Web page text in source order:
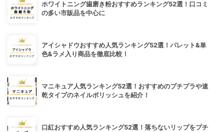
ホワイトニング歯磨き粉おすすめランキング52選！口コミ
の多い市販品を中心に
アイシャドウおすすめ人気ランキング52選！パレット&単
色&ラメ入り商品を徹底比較！
マニキュア人気ランキング52選！おすすめのプチプラや速
乾タイプのネイルポリッシュを紹介！
口紅おすすめ人気ランキング52選！落ちないリップをプチ